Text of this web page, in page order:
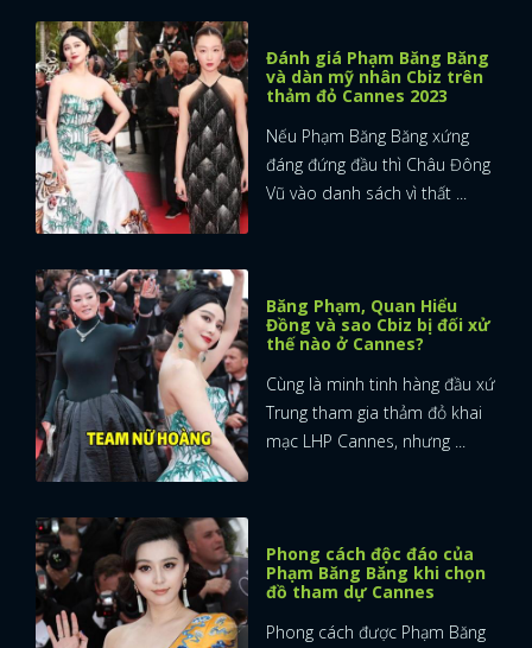
Đánh giá Phạm Băng Băng
và dàn mỹ nhân Cbiz trên
thảm đỏ Cannes 2023
Nếu Phạm Băng Băng xứng
đáng đứng đầu thì Châu Đông
Vũ vào danh sách vì thất ...
Băng Phạm, Quan Hiểu
Đồng và sao Cbiz bị đối xử
thế nào ở Cannes?
Cùng là minh tinh hàng đầu xứ
Trung tham gia thảm đỏ khai
mạc LHP Cannes, nhưng ...
Phong cách độc đáo của
Phạm Băng Băng khi chọn
đồ tham dự Cannes
Phong cách được Phạm Băng